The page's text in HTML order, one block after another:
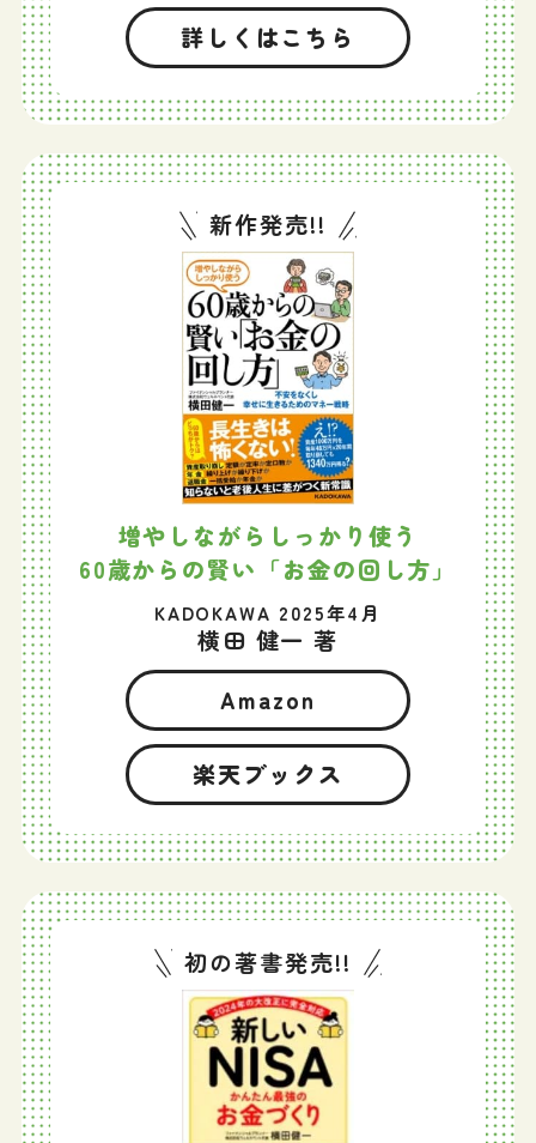
詳しくはこちら
新作発売!!
増やしながらしっかり使う
60歳からの賢い「お金の回し方」
KADOKAWA 2025年4月
横田 健一 著
Amazon
楽天ブックス
初の著書発売!!